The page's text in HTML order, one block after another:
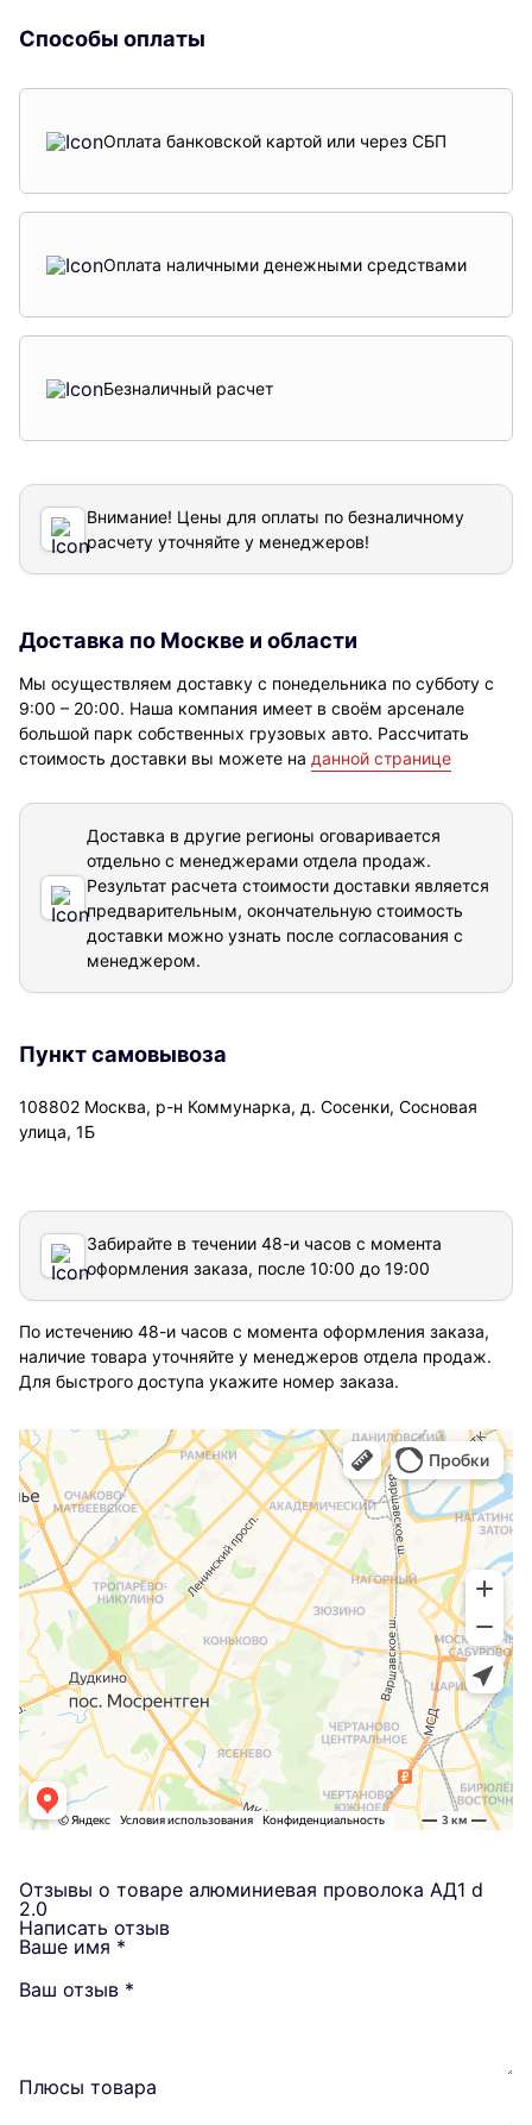
Способы оплаты
Оплата банковской картой или через СБП
Оплата наличными денежными средствами
Безналичный расчет
Внимание! Цены для оплаты по безналичному
расчету уточняйте у менеджеров!
Доставка по Москве и области
Мы осуществляем доставку с понедельника по субботу с
9:00 – 20:00. Наша компания имеет в своём арсенале
большой парк собственных грузовых авто. Рассчитать
стоимость доставки вы можете на данной странице
Доставка в другие регионы оговаривается
отдельно с менеджерами отдела продаж.
Результат расчета стоимости доставки является
предварительным, окончательную стоимость
доставки можно узнать после согласования с
менеджером.
Пункт самовывоза
108802 Москва, р-н Коммунарка, д. Сосенки, Сосновая
улица, 1Б
Забирайте в течении 48-и часов с момента
оформления заказа, после 10:00 до 19:00
По истечению 48-и часов с момента оформления заказа,
наличие товара уточняйте у менеджеров отдела продаж.
Для быстрого доступа укажите номер заказа.
Отзывы о товаре алюминиевая проволока АД1 d
2.0
Написать отзыв
Ваше имя *
Ваш отзыв *
Плюсы товара